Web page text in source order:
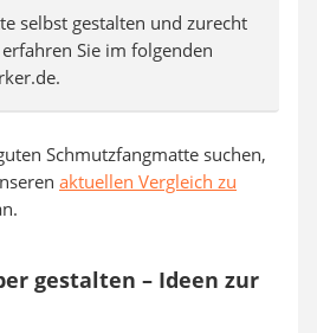
selbst gestalten und zurecht
Sie im folgenden
Schmutzfangmatte suchen,
aktuellen Vergleich zu
gestalten – Ideen zur